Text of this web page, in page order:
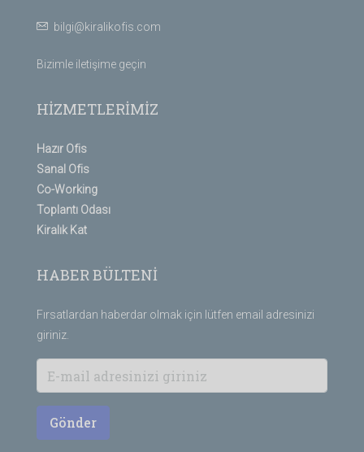
bilgi@kiralikofis.com
Bizimle iletişime geçin
HİZMETLERİMİZ
Hazır Ofis
Sanal Ofis
Co-Working
Toplantı Odası
Kiralık Kat
HABER BÜLTENİ
Fırsatlardan haberdar olmak için lütfen email adresinizi
giriniz.
Gönder